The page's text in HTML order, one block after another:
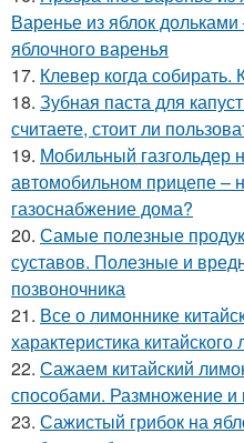
Варенье из яблок
яблочного варенья
17. Клевер когда собирать.
18. Зубная паста для
считаете, стоит ли
19. Мобильный газгольдер
автомобильном прицепе –
газоснабжение дома?
20. Самые полезные
суставов. Полезные и
позвоночника
21. Все о лимоннике
характеристика
22. Сажаем китайский
способами. Размножение и
23. Сажистый грибок на